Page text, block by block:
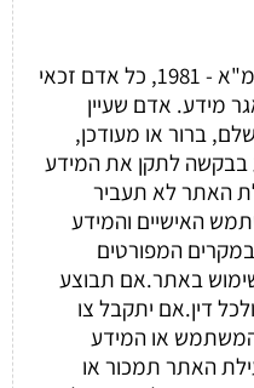
על-פי חוק הגנת הפרטיות, התשמ"א - 1981, כל אדם זכאי
מידע. אדם שעיין
ברור או מעודכן,
בבקשה לתקן את המידע
האתר לא תעביר
האישיים והמידע
המפורטים
באתר.אם תבוצע
דין.אם יתקבל צו
המשתמש או המידע
האתר תמכור או